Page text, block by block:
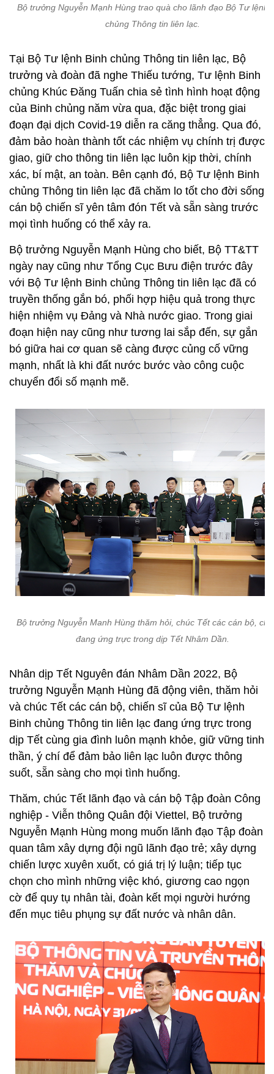
Bộ trưởng Nguyễn Mạnh Hùng trao quà cho lãnh đạo Bộ Tư lệnh
chủng Thông tin liên lạc.
Tại Bộ Tư lệnh Binh chủng Thông tin liên lạc, Bộ
trưởng và đoàn đã nghe Thiếu tướng, Tư lệnh Binh
chủng Khúc Đăng Tuấn chia sẻ tình hình hoạt động
của Binh chủng năm vừa qua, đặc biệt trong giai
đoạn đại dịch Covid-19 diễn ra căng thẳng. Qua đó,
đảm bảo hoàn thành tốt các nhiệm vụ chính trị được
giao, giữ cho thông tin liên lạc luôn kịp thời, chính
xác, bí mật, an toàn. Bên cạnh đó, Bộ Tư lệnh Binh
chủng Thông tin liên lạc đã chăm lo tốt cho đời sống
cán bộ chiến sĩ yên tâm đón Tết và sẵn sàng trước
mọi tình huống có thể xảy ra.
Bộ trưởng Nguyễn Mạnh Hùng cho biết, Bộ TT&TT
ngày nay cũng như Tổng Cục Bưu điện trước đây
với Bộ Tư lệnh Binh chủng Thông tin liên lạc đã có
truyền thống gắn bó, phối hợp hiệu quả trong thực
hiện nhiệm vụ Đảng và Nhà nước giao. Trong giai
đoạn hiện nay cũng như tương lai sắp đến, sự gắn
bó giữa hai cơ quan sẽ càng được củng cố vững
mạnh, nhất là khi đất nước bước vào công cuộc
chuyển đổi số mạnh mẽ.
Bộ trưởng Nguyễn Manh Hùng thăm hỏi, chúc Tết các cán bộ,
đang ứng trực trong dịp Tết Nhâm Dần.
Nhân dịp Tết Nguyên đán Nhâm Dần 2022, Bộ
trưởng Nguyễn Mạnh Hùng đã động viên, thăm hỏi
và chúc Tết các cán bộ, chiến sĩ của Bộ Tư lệnh
Binh chủng Thông tin liên lạc đang ứng trực trong
dịp Tết cùng gia đình luôn mạnh khỏe, giữ vững tinh
thần, ý chí để đảm bảo liên lạc luôn được thông
suốt, sẵn sàng cho mọi tình huống.
Thăm, chúc Tết lãnh đạo và cán bộ Tập đoàn Công
nghiệp - Viễn thông Quân đội Viettel, Bộ trưởng
Nguyễn Mạnh Hùng mong muốn lãnh đạo Tập đoàn
quan tâm xây dựng đội ngũ lãnh đạo trẻ; xây dựng
chiến lược xuyên xuốt, có giá trị lý luận; tiếp tục
chọn cho mình những việc khó, giương cao ngọn
cờ để quy tụ nhân tài, đoàn kết mọi người hướng
đến mục tiêu phụng sự đất nước và nhân dân.